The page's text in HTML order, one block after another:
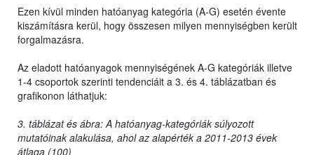
Ezen kívül minden hatóanyag kategória (A-G) esetén évente
kiszámításra kerül, hogy összesen milyen mennyiségben került
forgalmazásra.
Az eladott hatóanyagok mennyiségének A-G kategóriák illetve
1-4 csoportok szerinti tendenciáit a 3. és 4. táblázatban és
grafikonon láthatjuk:
3. táblázat és ábra: A hatóanyag-kategóriák súlyozott
mutatóinak alakulása, ahol az alapérték a 2011-2013 évek
átlaga (100)